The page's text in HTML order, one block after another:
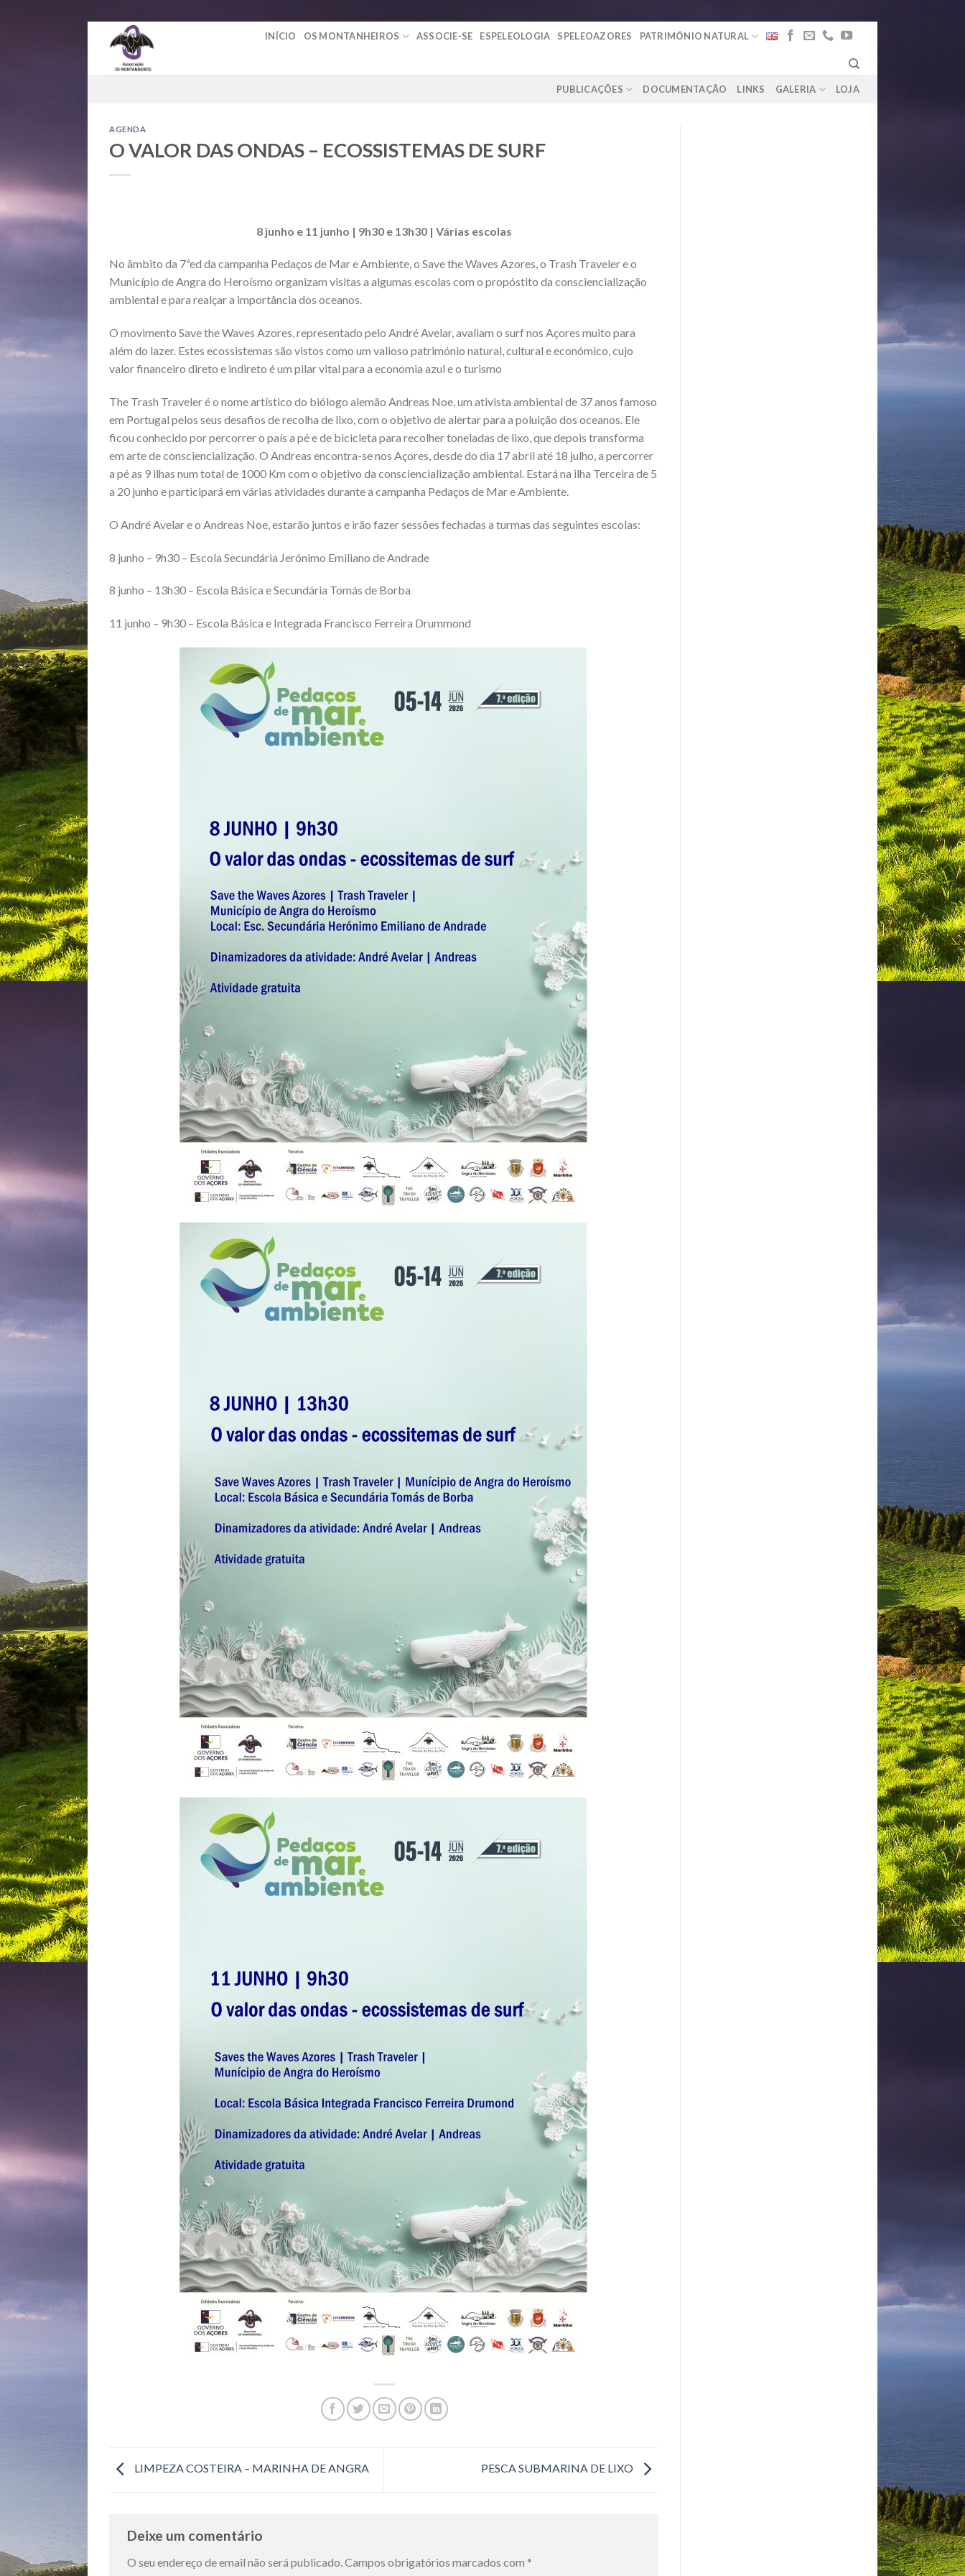
content
INÍCIO OS MONTANHEIROS ASSOCIE-SE ESPELEOLOGIA SPELEOAZORES PATRIMÓNIO NATURAL
PUBLICAÇÕES DOCUMENTAÇÃO LINKS GALERIA LOJA
AGENDA
O VALOR DAS ONDAS – ECOSSISTEMAS DE SURF
8 junho e 11 junho | 9h30 e 13h30 | Várias escolas
No âmbito da 7ªed da campanha Pedaços de Mar e Ambiente, o Save the Waves Azores, o Trash Traveler e o
Município de Angra do Heroísmo organizam visitas a algumas escolas com o propóstito da consciencialização
ambiental e para realçar a importância dos oceanos.
O movimento Save the Waves Azores, representado pelo André Avelar, avaliam o surf nos Açores muito para
além do lazer. Estes ecossistemas são vistos como um valioso património natural, cultural e económico, cujo
valor financeiro direto e indireto é um pilar vital para a economia azul e o turismo
The Trash Traveler é o nome artístico do biólogo alemão Andreas Noe, um ativista ambiental de 37 anos famoso
em Portugal pelos seus desafios de recolha de lixo, com o objetivo de alertar para a poluição dos oceanos. Ele
ficou conhecido por percorrer o país a pé e de bicicleta para recolher toneladas de lixo, que depois transforma
em arte de consciencialização. O Andreas encontra-se nos Açores, desde do dia 17 abril até 18 julho, a percorrer
a pé as 9 ilhas num total de 1000 Km com o objetivo da consciencialização ambiental. Estará na ilha Terceira de 5
a 20 junho e participará em várias atividades durante a campanha Pedaços de Mar e Ambiente.
O André Avelar e o Andreas Noe, estarão juntos e irão fazer sessões fechadas a turmas das seguintes escolas:
8 junho – 9h30 – Escola Secundária Jerónimo Emiliano de Andrade
8 junho – 13h30 – Escola Básica e Secundária Tomás de Borba
11 junho – 9h30 – Escola Básica e Integrada Francisco Ferreira Drummond
LIMPEZA COSTEIRA – MARINHA DE ANGRA PESCA SUBMARINA DE LIXO
Deixe um comentário
O seu endereço de email não será publicado.Campos obrigatórios marcados com *